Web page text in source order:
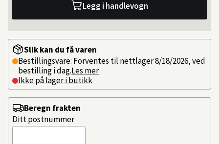
Legg i handlevogn
Slik kan du få varen
Bestillingsvare: Forventes til nettlager 8/18/2026, ved
bestilling i dag.Les mer
Ikke på lager i butikk
Beregn frakten
Ditt postnummer